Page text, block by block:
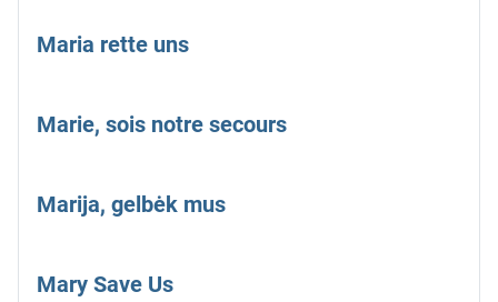
Maria rette uns
Marie, sois notre secours
Marija, gelbėk mus
Mary Save Us